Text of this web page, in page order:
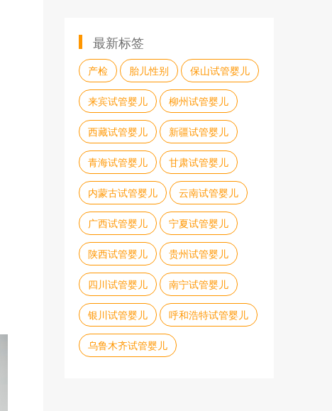
最新标签
产检 胎儿性别 保山试管婴儿
来宾试管婴儿 柳州试管婴儿
西藏试管婴儿 新疆试管婴儿
青海试管婴儿 甘肃试管婴儿
内蒙古试管婴儿 云南试管婴儿
广西试管婴儿 宁夏试管婴儿
陕西试管婴儿 贵州试管婴儿
四川试管婴儿 南宁试管婴儿
银川试管婴儿 呼和浩特试管婴儿
乌鲁木齐试管婴儿